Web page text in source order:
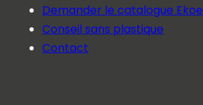
Demander le catalogue Ekoe
Conseil sans plastique
Contact